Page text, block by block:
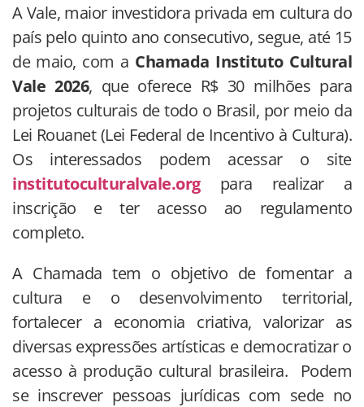
A Vale, maior investidora privada em cultura do
país pelo quinto ano consecutivo, segue, até 15
de maio, com a Chamada Instituto Cultural
Vale 2026, que oferece R$ 30 milhões para
projetos culturais de todo o Brasil, por meio da
Lei Rouanet (Lei Federal de Incentivo à Cultura).
Os interessados podem acessar o site
institutoculturalvale.orgpara realizar a
inscrição e ter acesso ao regulamento
completo.
A Chamada tem o objetivo de fomentar a
cultura e o desenvolvimento territorial,
fortalecer a economia criativa, valorizar as
diversas expressões artísticas e democratizar o
acesso à produção cultural brasileira. Podem
se inscrever pessoas jurídicas com sede no